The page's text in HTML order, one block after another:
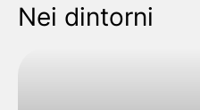
Nei dintorni